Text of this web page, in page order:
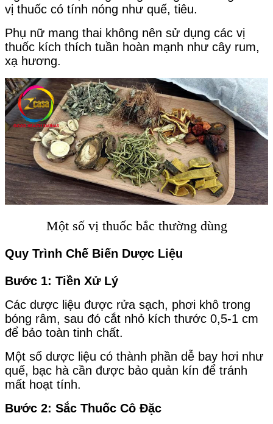
vị thuốc có tính nóng như quế, tiêu.
Phụ nữ mang thai không nên sử dụng các vị
thuốc kích thích tuần hoàn mạnh như cây rum,
xạ hương.
Một số vị thuốc bắc thường dùng
Quy Trình Chế Biến Dược Liệu
Bước 1: Tiền Xử Lý
Các dược liệu được rửa sạch, phơi khô trong
bóng râm, sau đó cắt nhỏ kích thước 0,5-1 cm
để bảo toàn tinh chất.
Một số dược liệu có thành phần dễ bay hơi như
quế, bạc hà cần được bảo quản kín để tránh
mất hoạt tính.
Bước 2: Sắc Thuốc Cô Đặc